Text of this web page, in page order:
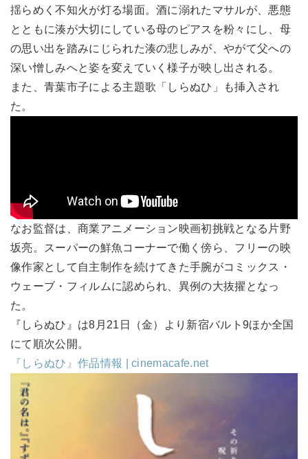
揺らめく不知火が灯る場面。酒に溺れたマサルが、悪態
とともに湊が大切にしている母のピアスを粉々にし、母
の思い出を踏みにじられた湊の悲しみが、やがて父への
深い憎しみへと姿を変えていく様子が映し出される。
また、青葉市子による主題歌「しらぬひ」も挿入され
た。
なお監督は、商業アニメーション映画初挑戦となる片野
坂亮。スーパーの鮮魚コーナーで働く傍ら、フリーの映
像作家として自主制作を続けてきた手腕がコミックス・
ウェーブ・フィルムに認められ、異例の大抜擢となっ
た。
『しらぬひ』は8月21日（金）より新宿バルト9ほか全国
にて順次公開。
『しらぬひ』作品情報 | cinemacafe.net